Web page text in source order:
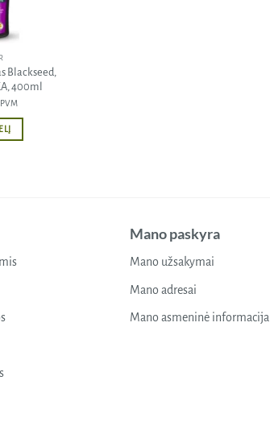
Blackseed,
400ml
Mano paskyra
Mano užsakymai
Mano adresai
Mano asmeninė informacija